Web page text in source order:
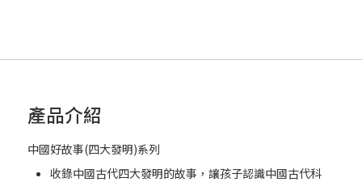
產品介紹
中國好故事(四大發明)系列
收錄中國古代四大發明的故事，讓孩子認識中國古代科